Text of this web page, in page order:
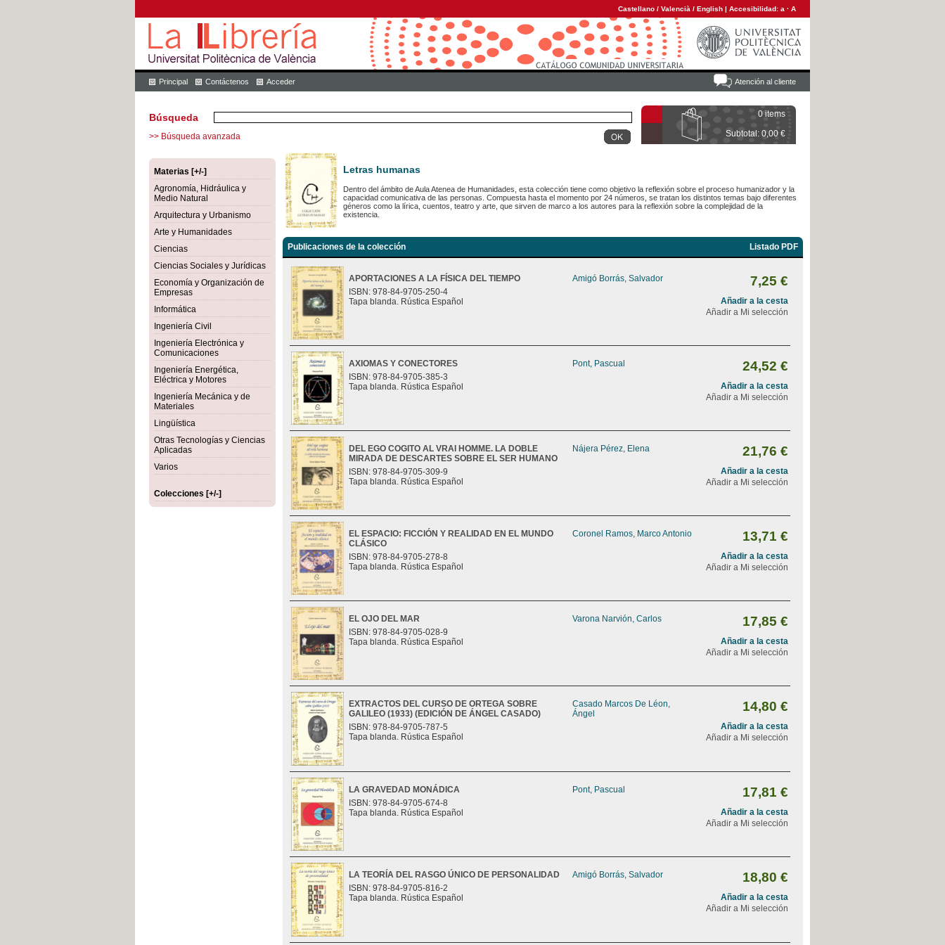
Castellano / Valencià / English | Accesibilidad: a · A
Atención al cliente
Principal Contáctenos Acceder
0 items
Subtotal: 0,00 €
Búsqueda
>> Búsqueda avanzada
Materias [+/-]
Agronomía, Hidráulica y
Medio Natural
Arquitectura y Urbanismo
Arte y Humanidades
Ciencias
Ciencias Sociales y Jurídicas
Economía y Organización de
Empresas
Informática
Ingeniería Civil
Ingeniería Electrónica y
Comunicaciones
Ingeniería Energética,
Eléctrica y Motores
Ingeniería Mecánica y de
Materiales
Lingüística
Otras Tecnologías y Ciencias
Aplicadas
Varios
Colecciones [+/-]
Letras humanas
Dentro del ámbito de Aula Atenea de Humanidades, esta colección tiene como objetivo la reflexión sobre el proceso humanizador y la
capacidad comunicativa de las personas. Compuesta hasta el momento por 24 números, se tratan los distintos temas bajo diferentes
géneros como la lírica, cuentos, teatro y arte, que sirven de marco a los autores para la reflexión sobre la complejidad de la
existencia.
Publicaciones de la colección Listado PDF
APORTACIONES A LA FÍSICA DEL TIEMPO
ISBN: 978-84-9705-250-4
Tapa blanda. Rústica Español
Amigó Borrás, Salvador 7,25 €
Añadir a la cesta
Añadir a Mi selección
AXIOMAS Y CONECTORES
ISBN: 978-84-9705-385-3
Tapa blanda. Rústica Español
Pont, Pascual 24,52 €
Añadir a la cesta
Añadir a Mi selección
DEL EGO COGITO AL VRAI HOMME. LA DOBLE
MIRADA DE DESCARTES SOBRE EL SER HUMANO
ISBN: 978-84-9705-309-9
Tapa blanda. Rústica Español
Nájera Pérez, Elena 21,76 €
Añadir a la cesta
Añadir a Mi selección
EL ESPACIO: FICCIÓN Y REALIDAD EN EL MUNDO
CLÁSICO
ISBN: 978-84-9705-278-8
Tapa blanda. Rústica Español
Coronel Ramos, Marco Antonio 13,71 €
Añadir a la cesta
Añadir a Mi selección
EL OJO DEL MAR
ISBN: 978-84-9705-028-9
Tapa blanda. Rústica Español
Varona Narvión, Carlos 17,85 €
Añadir a la cesta
Añadir a Mi selección
EXTRACTOS DEL CURSO DE ORTEGA SOBRE
GALILEO (1933) (EDICIÓN DE ÁNGEL CASADO)
ISBN: 978-84-9705-787-5
Tapa blanda. Rústica Español
Casado Marcos De Léon,
Ángel
14,80 €
Añadir a la cesta
Añadir a Mi selección
LA GRAVEDAD MONÁDICA
ISBN: 978-84-9705-674-8
Tapa blanda. Rústica Español
Pont, Pascual 17,81 €
Añadir a la cesta
Añadir a Mi selección
LA TEORÍA DEL RASGO ÚNICO DE PERSONALIDAD
ISBN: 978-84-9705-816-2
Tapa blanda. Rústica Español
Amigó Borrás, Salvador 18,80 €
Añadir a la cesta
Añadir a Mi selección